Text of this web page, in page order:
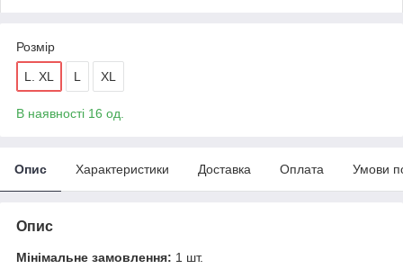
Розмір
L. XL L XL
В наявності 16 од.
Опис Характеристики Доставка Оплата Умови
Опис
Мінімальне замовлення: 1 шт.